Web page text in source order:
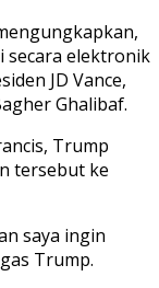
secara elektronik
JD Vance,
Ghalibaf.
Trump
tersebut ke
saya ingin
Trump.